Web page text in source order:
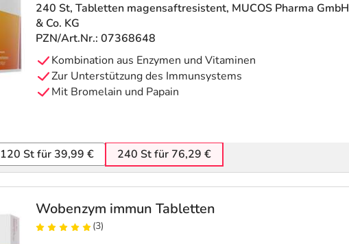
240 St, Tabletten magensaftresistent, MUCOS Pharma GmbH
& Co. KG
PZN/Art.Nr.: 07368648
Kombination aus Enzymen und Vitaminen
Zur Unterstützung des Immunsystems
Mit Bromelain und Papain
120 St für 39,99 € 240 St für 76,29 €
Wobenzym immun Tabletten
(3)